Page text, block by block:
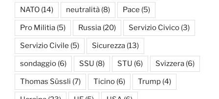
NATO (14) neutralità (8) Pace (5)
Pro Militia (5) Russia (20) Servizio Civico (3)
Servizio Civile (5) Sicurezza (13)
sondaggio (6) SSU (8) STU (6) Svizzera (6)
Thomas Süssli (7) Ticino (6) Trump (4)